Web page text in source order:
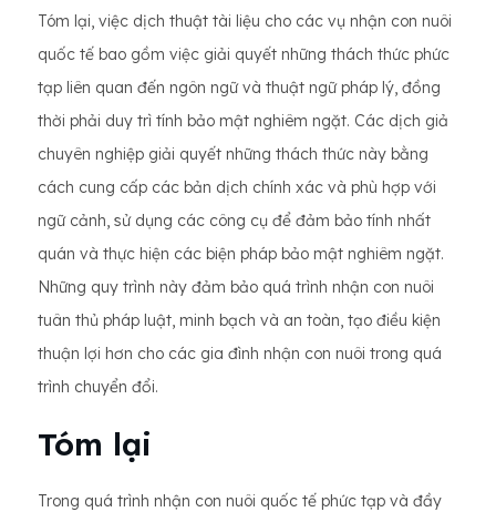
Tóm lại, việc dịch thuật tài liệu cho các vụ nhận con nuôi
quốc tế bao gồm việc giải quyết những thách thức phức
tạp liên quan đến ngôn ngữ và thuật ngữ pháp lý, đồng
thời phải duy trì tính bảo mật nghiêm ngặt. Các dịch giả
chuyên nghiệp giải quyết những thách thức này bằng
cách cung cấp các bản dịch chính xác và phù hợp với
ngữ cảnh, sử dụng các công cụ để đảm bảo tính nhất
quán và thực hiện các biện pháp bảo mật nghiêm ngặt.
Những quy trình này đảm bảo quá trình nhận con nuôi
tuân thủ pháp luật, minh bạch và an toàn, tạo điều kiện
thuận lợi hơn cho các gia đình nhận con nuôi trong quá
trình chuyển đổi.
Tóm lại
Trong quá trình nhận con nuôi quốc tế phức tạp và đầy